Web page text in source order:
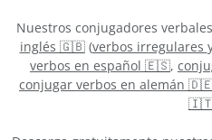
Nuestros conjugadores
inglés 🇬🇧(verbos irregulares
verbos en español 🇪🇸,
conjugar verbos en alemán